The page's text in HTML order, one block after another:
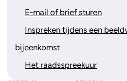
Wat vindt u van onze
E-mail of brief sturen
Inspreken tijdens een
bijeenkomst
Het raadsspreekuur